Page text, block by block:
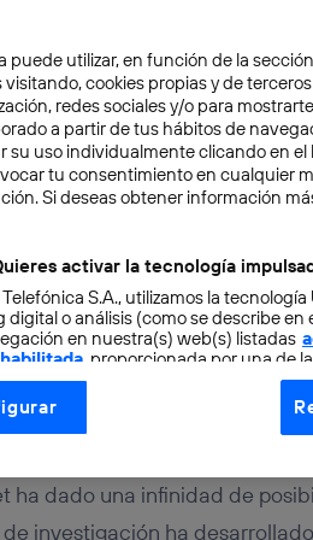
3 min
transferir
ha dado una infinidad de
de investigación ha
puede utilizar, en función de la
visitando, cookies propias y de
redes sociales y/o para
a partir de tus hábitos de
su uso individualmente clicando en
tu consentimiento en cualquier
Si deseas obtener información
activar la tecnología
S.A., utilizamos la
digital o análisis (como se describe
en nuestra(s) web(s) listadas
, proporcionada por una de
consentimiento en cada página web).
Utiq está diseñada con la
tu dirección IP y otra información de
a la conexión que utilizas (p. ej.,